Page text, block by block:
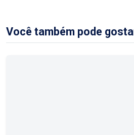
Você também pode